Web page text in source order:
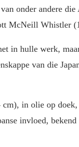
onder andere die
McNeill Whistler
in hulle werk,
van die
cm), in olie op
invloed,